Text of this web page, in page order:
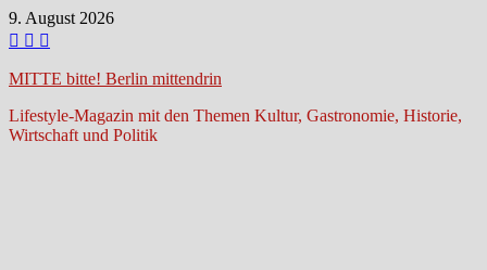
Zum
Inhalt
9. August 2026
MITTE bitte! Berlin mittendrin
Lifestyle-Magazin mit den Themen Kultur, Gastronomie, Historie,
Wirtschaft und Politik